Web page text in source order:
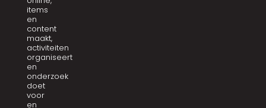
items
en
content
maakt,
activiteiten
organiseert
en
onderzoek
doet
voor
en